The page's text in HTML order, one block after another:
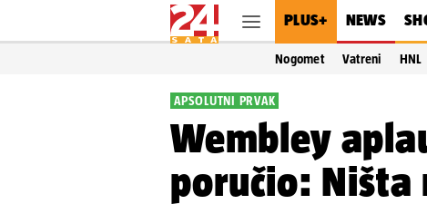
PLUS+ NEWS
Nogomet Vatreni HNL
APSOLUTNI PRVAK
Wembley
poručio: